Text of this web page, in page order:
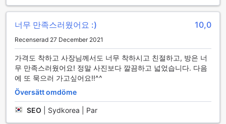
parkeringen ger dig friheten att utforska området i din
egen takt, vilket gör det till en idealisk bas för både korta
och längre äventyr.
Pension en pålitlig taxitjänst som gör det enkelt att ta sig till
och från lokala attraktioner. Oavsett om du vill besöka de
natursköna platserna i närheten eller bara ta en tur till
stadens centrum, finns det alltid en taxi tillgänglig för att
du fokusera på att skapa oförglömliga minnen under din
vistelse.
너무 만족스러웠어요 :) 10,0
Recenserad 27 December 2021
가격도 착하고 사장님께서도 너무 착하시고 친절하고, 방은 너
무 만족스러웠어요! 정말 사진보다 깔끔하고 넓었습니다. 다음
에 또 묵으러 가고싶어요!!^^
Översätt omdöme
SEO Sydkorea | Par